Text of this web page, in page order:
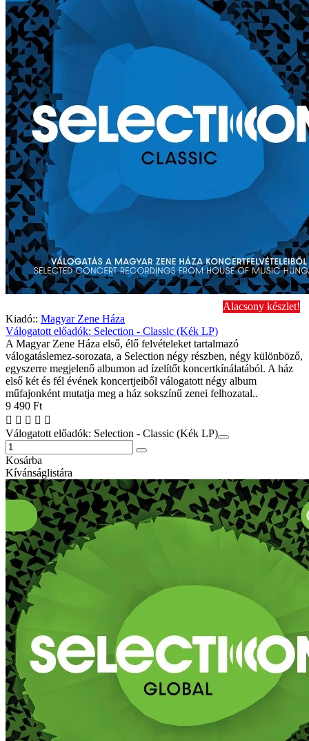
Alacsony készlet!
Kiadó:: Magyar Zene Háza
Válogatott előadók: Selection - Classic (Kék LP)
A Magyar Zene Háza első, élő felvételeket tartalmazó
válogatáslemez-sorozata, a Selection négy részben, négy különböző,
egyszerre megjelenő albumon ad ízelítőt koncertkínálatából. A ház
első két és fél évének koncertjeiből válogatott négy album
műfajonként mutatja meg a ház sokszínű zenei felhozatal..
9 490 Ft
Válogatott előadók: Selection - Classic (Kék LP)
Kosárba
Kívánságlistára